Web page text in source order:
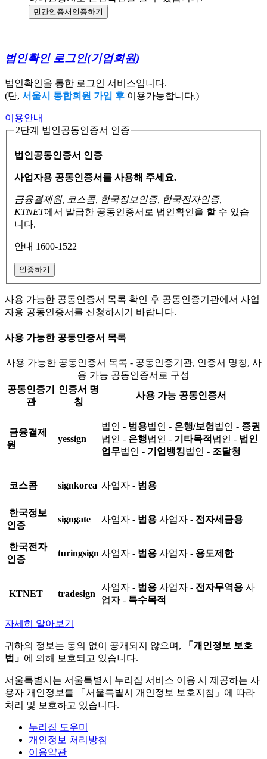
민간인증서 인증하기
법인확인 로그인(기업회원)
법인확인을 통한 로그인 서비스입니다.
(단, 서울시 통합회원 가입 후 이용가능합니다.)
이용안내
2단계 법인공동인증서 인증
법인공동인증서 인증
사업자용 공동인증서를 사용해 주세요.
금융결제원, 코스콤, 한국정보인증, 한국전자인증,
KTNET에서 발급한 공동인증서로 법인확인을 할 수 있습
니다.
안내 1600-1522
인증하기
사용 가능한 공동인증서 목록 확인 후 공동인증기관에서 사업
자용 공동인증서를 신청하시기 바랍니다.
사용 가능한 공동인증서 목록
사용 가능한 공동인증서 목록 - 공동인증기관, 인증서 명칭, 사
용 가능 공동인증서로 구성
공동인증기
관
인증서 명
칭
사용 가능 공동인증서
금융결제
원
yessign
법인 - 범용법인 - 은행/보험 법인 - 증권
법인 - 은행법인 - 기타목적 법인 - 법인
업무법인 - 기업뱅킹법인 - 조달청
코스콤 signkorea 사업자 - 범용
한국정보
인증
signgate 사업자 - 범용 사업자 - 전자세금용
한국전자
인증
turingsign 사업자 - 범용 사업자 - 용도제한
KTNET tradesign
사업자 - 범용 사업자 - 전자무역용 사
업자 - 특수목적
자세히 알아보기
귀하의 정보는 동의 없이 공개되지 않으며,
「개인정보 보호
법」 에 의해 보호되고 있습니다.
서울특별시는 서울특별시 누리집 서비스 이용 시 제공하는 사
용자 개인정보를 「서울특별시 개인정보 보호지침」에 따라
처리 및 보호하고 있습니다.
누리집 도우미
개인정보 처리방침
이용약관